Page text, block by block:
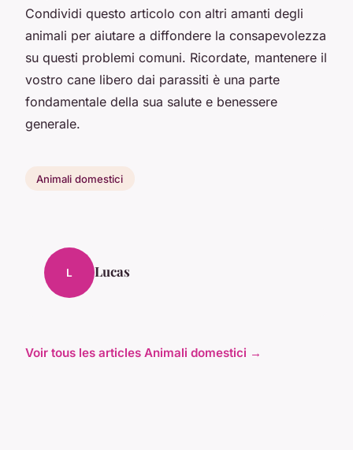
Condividi questo articolo con altri amanti degli
animali per aiutare a diffondere la consapevolezza
su questi problemi comuni. Ricordate, mantenere il
vostro cane libero dai parassiti è una parte
fondamentale della sua salute e benessere
generale.
Animali domestici
L Lucas
Voir tous les articles Animali domestici →